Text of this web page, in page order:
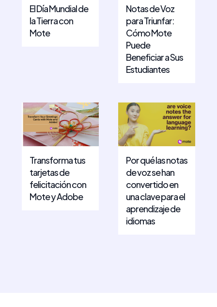
El Día Mundial de
la Tierra con
Mote
Notas de Voz
para Triunfar:
Cómo Mote
Puede
Beneficiar a Sus
Estudiantes
Transforma tus
tarjetas de
felicitación con
Mote y Adobe
Por qué las notas
de voz se han
convertido en
una clave para el
aprendizaje de
idiomas